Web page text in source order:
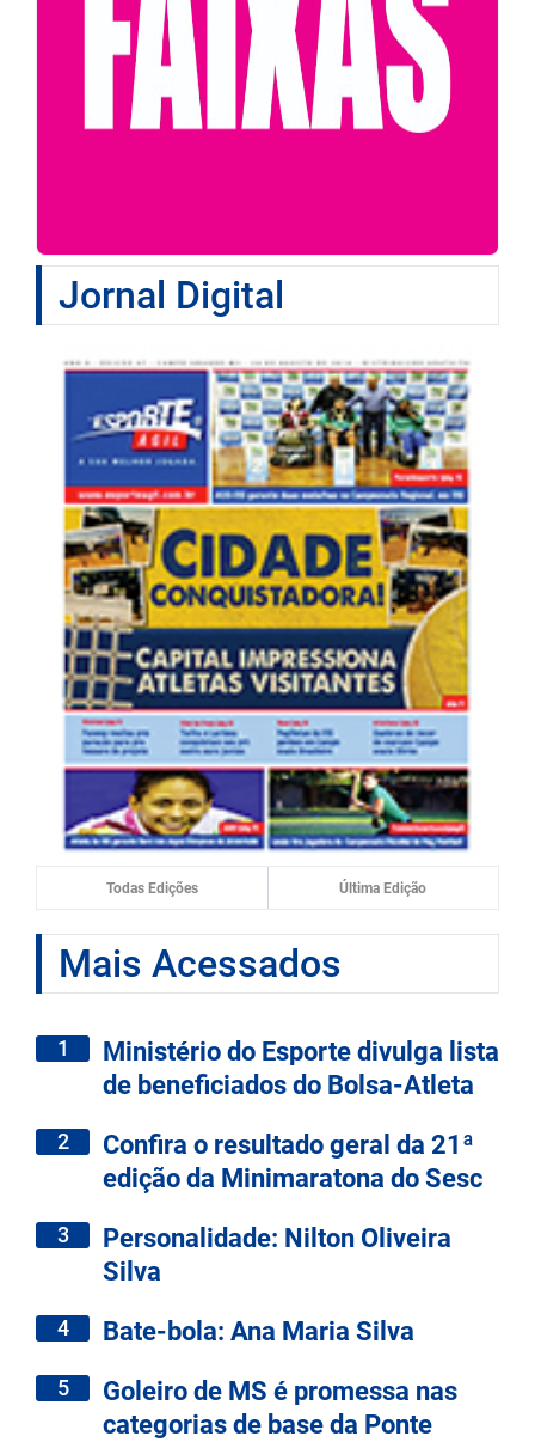
Jornal Digital
Todas Edições Última Edição
Mais Acessados
1
Ministério do Esporte divulga lista
de beneficiados do Bolsa-Atleta
2
Confira o resultado geral da 21ª
edição da Minimaratona do Sesc
3
Personalidade: Nilton Oliveira
Silva
4 Bate-bola: Ana Maria Silva
5
Goleiro de MS é promessa nas
categorias de base da Ponte